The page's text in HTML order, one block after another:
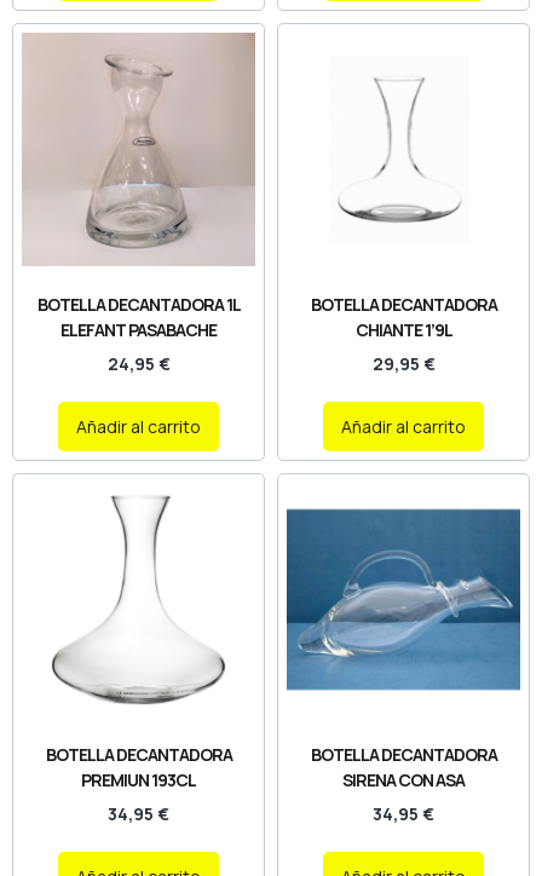
BOTELLA DECANTADORA 1L
ELEFANT PASABACHE
24,95 €
Añadir al carrito
BOTELLA DECANTADORA
CHIANTE 1’9L
29,95 €
Añadir al carrito
BOTELLA DECANTADORA
PREMIUN 193CL
34,95 €
BOTELLA DECANTADORA
SIRENA CON ASA
34,95 €